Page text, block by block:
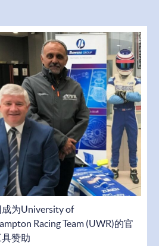
为University of
Racing Team (UWR)的官
赞助